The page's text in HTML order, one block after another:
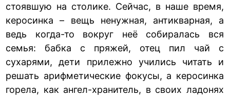
стоявшую на столике. Сейчас, в наше время,
керосинка – вещь ненужная, антикварная, а
ведь когда-то вокруг неё собиралась вся
семья: бабка с пряжей, отец пил чай с
сухарями, дети прилежно учились читать и
решать арифметические фокусы, а керосинка
горела, как ангел-хранитель, в своих ладонях